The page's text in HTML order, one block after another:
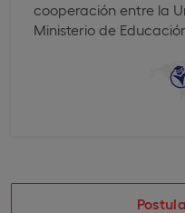
cooperación entre la
Ministerio de